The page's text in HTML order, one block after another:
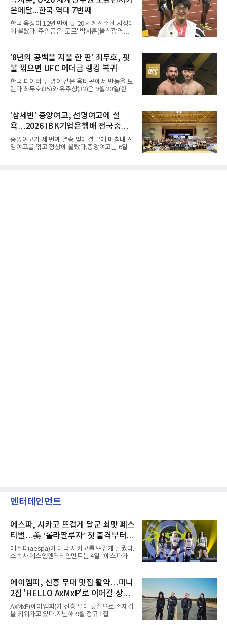
대회 2연승을 달렸다.한편 남중
바운드를 기록한 바이 쿰바 디야산을 앞세운 상
대를 넘지 못했다.이번 대회에 처음 출전한 아란
마레는 조별리그부터 결승까지 6전 전승을 거뒀
고, 디야산이 최우수선수(MVP)로 뽑혔다.
은메달...한국 역대 7번째
한국 육상이 12년 만에 U-20 세계선수권 시상대
에 올랐다. 주인공은 '토르' 박시훈(울산광역시)
진 헤이워드 필드에서 열린 세계육상연맹(WA)
20세 이하 세계선수권 남자 포환던지기 결선에
서 20.31ｍ를 던져 2위에 올랐다. 우승자 알레산
드로 보르헤스(브라질)와는 4㎝ 차이였다.기록
의 의미는 크다. 1986년 시작된 이 대회에서 한
국이 따낸 메달은 은 1개와 동 5개뿐이다. 1992
년 이진일(800ｍ)의 은메달 이후 박재홍, 박재
7번째 메달리스트가 됐다.승부는 막판에 갈렸
다. 3차 시기에서 20.31ｍ로 선
'8년의 공백을 지울 한 판' 최두호, 핏
불 꺾으면 UFC 페더급 랭킹 복귀
한국 파이터 두 명이 같은 옥타곤에서 반등을 노
린다.최두호(35)와 유주상(32)은 9월 20일(한국
서 열리는 'UFC 331: 반 vs 판토자 2'에 출전해
각각 파트리시우 핏불(39·브라질), 마이클 애즈
웰 주니어(25·미국)와 맞선다.최두호의 목표는 8
년 만의 페더급 랭킹 재진입이다. 데뷔 후 3연속
KO승으로 11위까지 올랐던 그는 2018년 7월 순
위에서 빠졌고, 병역을 마치고 2023년 복귀한
뒤 1무에 이어 다시 3연속 KO승을 기록했다.상
'삼세번' 중앙여고, 선명여고에 설
욕…2026 IBK기업은행배 전국중고
배구대회 우승
중앙여고가 세 번째 결승 맞대결 끝에 마침내 선
명여고를 꺾고 정상에 올랐다.중앙여고는 6일
엔터테인먼트
에스파, 시카고 뜨겁게 달군 쇠맛 페스
티벌…美 ‘롤라팔루자’ 첫 출격부터
증명한 존재감
에스파(aespa)가 미국 시카고를 뜨겁게 달궜다.
소속사 에스엠엔터테인먼트는 4일 “에스파가
서 열린 ‘롤라팔루자 시카고’(Lollapalooza
Chicago)의 알리안츠 스테이지에 올랐다”며
“총 14곡으로 구성된 세트리스트를 선사, 데뷔 7
년 차다운 노련한 무대 매너와 파워풀한 에너지
로 현장의 분위기를 압도했다”고 밝혔다.1991
년 시작된 ‘롤라팔루자’는 8개 스테이지, 170여
팀의 아티스트와 40만 명 이상의 관객이 운집하
에이엠피, 신흥 무대 맛집 활약…미니
2집 'HELLO AxMxP'로 이어갈 상승
세
AxMxP(에이엠피)가 신흥 무대 맛집으로 존재감
을 키워가고 있다.지난해 9월 정규 1집